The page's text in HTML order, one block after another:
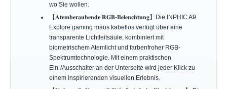
wo Sie wollen.
【𝐀𝐭𝐞𝐦𝐛𝐞𝐫𝐚𝐮𝐛𝐞𝐧𝐝𝐞 𝐑𝐆𝐁-𝐁𝐞𝐥𝐞𝐮𝐜𝐡𝐭𝐮𝐧𝐠】Die INPHIC A9
Explore gaming maus kabellos verfügt über eine
transparente Lichtleitsäule, kombiniert mit
biometrischem Atemlicht und farbenfroher RGB-
Spektrumtechnologie. Mit einem praktischen
Ein-/Ausschalter an der Unterseite wird jeder Klick zu
einem inspirierenden visuellen Erlebnis.